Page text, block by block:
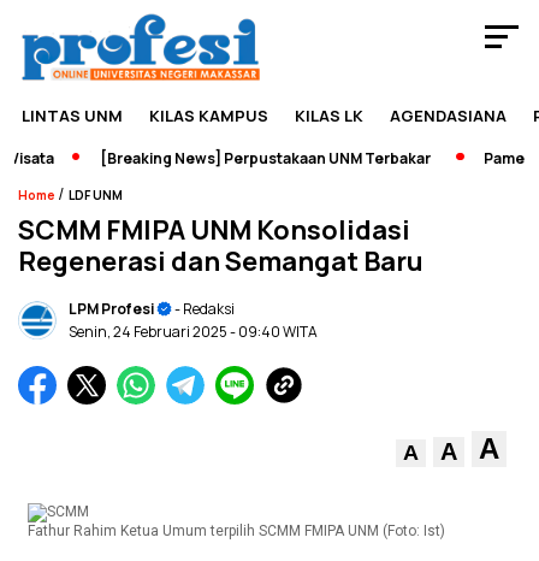
LINTAS UNM KILAS KAMPUS KILAS LK AGENDASIANA
[Breaking News] Perpustakaan UNM Terbakar Pameran
Home / LDF UNM
SCMM FMIPA UNM Konsolidasi
Regenerasi dan Semangat Baru
LPM Profesi
- Redaksi
Senin, 24 Februari 2025- 09:40 WITA
A A A
Fathur Rahim Ketua Umum terpilih SCMM FMIPA UNM (Foto: Ist)